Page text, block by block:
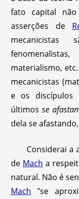
fato capital
asserções de
mecanicistas
materialismo,
mecanicistas
e os discípulos
últimosse
dela se
Considerai a
de Mach a
natural. Não é
Mach "se